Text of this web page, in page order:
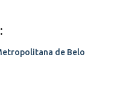
de Belo